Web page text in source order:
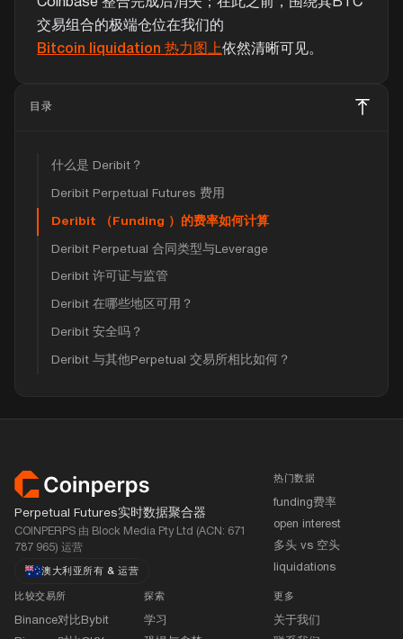
交易组合的极端仓位在我们的
Bitcoin liquidation 热力图上依然清晰可见。
目录
什么是 Deribit？
Deribit Perpetual Futures 费用
Deribit （Funding ）的费率如何计算
Deribit Perpetual 合同类型与Leverage
Deribit 许可证与监管
Deribit 在哪些地区可用？
Deribit 安全吗？
Deribit 与其他Perpetual 交易所相比如何？
页脚
Perpetual Futures实时数据聚合器
COINPERPS 由 Block Media Pty Ltd (ACN: 671
787 965) 运营
澳大利亚所有 & 运营
热门数据
funding费率
open interest
多头 vs 空头
liquidations
比较交易所
Binance对比Bybit
探索
学习
更多
关于我们